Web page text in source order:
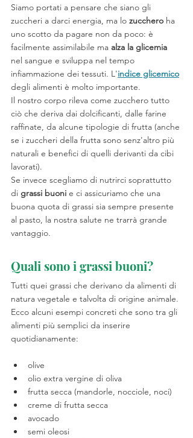
Siamo portati a pensare che siano gli
zuccheri a darci energia, ma lo zucchero ha
uno scotto da pagare non da poco: è
facilmente assimilabile ma alza la glicemia
nel sangue e sviluppa nel tempo
infiammazione dei tessuti. L'indice glicemico
degli alimenti è molto importante.
Il nostro corpo rileva come zucchero tutto
ciò che deriva dai dolcificanti, dalle farine
raffinate, da alcune tipologie di frutta (anche
se i zuccheri della frutta sono senz'altro più
naturali e benefici di quelli derivanti da cibi
lavorati).
Se invece scegliamo di nutrirci soprattutto
di grassi buoni e ci assicuriamo che una
buona quota di grassi sia sempre presente
al pasto, la nostra salute ne trarrà grande
vantaggio.
Quali sono i grassi buoni?
Tutti quei grassi che derivano da alimenti di
natura vegetale e talvolta di origine animale.
Ecco alcuni esempi concreti che sono tra gli
alimenti più semplici da inserire
quotidianamente:
olive
olio extra vergine di oliva
frutta secca (mandorle, nocciole, noci)
creme di frutta secca
avocado
semi oleosi